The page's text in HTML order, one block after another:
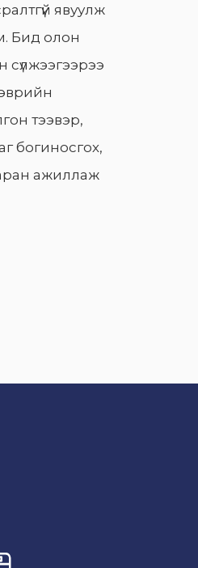
явуулж
Бид олон
сүлжээгээрээ
тээвэр,
богиносгох,
ажиллаж